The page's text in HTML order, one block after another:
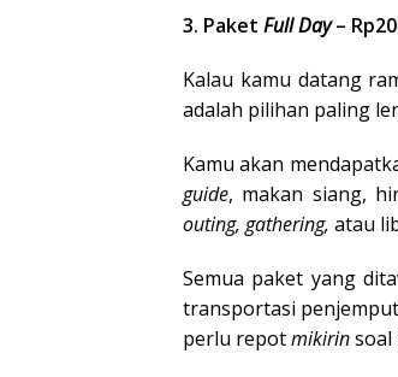
3. Paket Full Day–
Kalau kamu datang
adalah pilihan paling
Kamu akan
guide, makan siang,
outing, gathering, atau
Semua paket yang
transportasi
perlu repotmikirinsoal